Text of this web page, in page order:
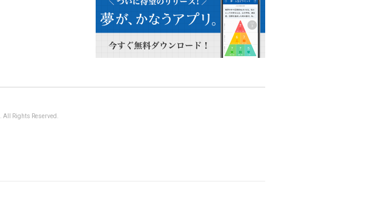
Rights Reserved.